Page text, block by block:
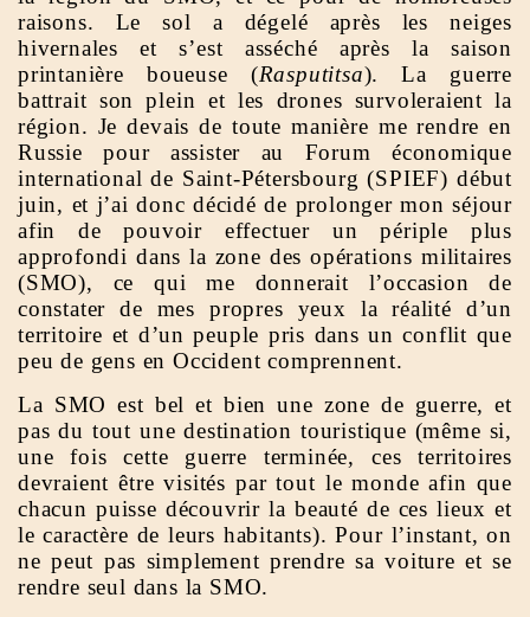
raisons. Le sol a dégelé après les neiges
hivernales et s’est asséché après la saison
printanière boueuse (Rasputitsa). La guerre
battrait son plein et les drones survoleraient la
région. Je devais de toute manière me rendre en
Russie pour assister au Forum économique
international de Saint-Pétersbourg (SPIEF) début
juin, et j’ai donc décidé de prolonger mon séjour
afin de pouvoir effectuer un périple plus
approfondi dans la zone des opérations militaires
(SMO), ce qui me donnerait l’occasion de
constater de mes propres yeux la réalité d’un
territoire et d’un peuple pris dans un conflit que
peu de gens en Occident comprennent.
La SMO est bel et bien une zone de guerre, et
pas du tout une destination touristique (même si,
une fois cette guerre terminée, ces territoires
devraient être visités par tout le monde afin que
chacun puisse découvrir la beauté de ces lieux et
le caractère de leurs habitants). Pour l’instant, on
ne peut pas simplement prendre sa voiture et se
rendre seul dans la SMO.